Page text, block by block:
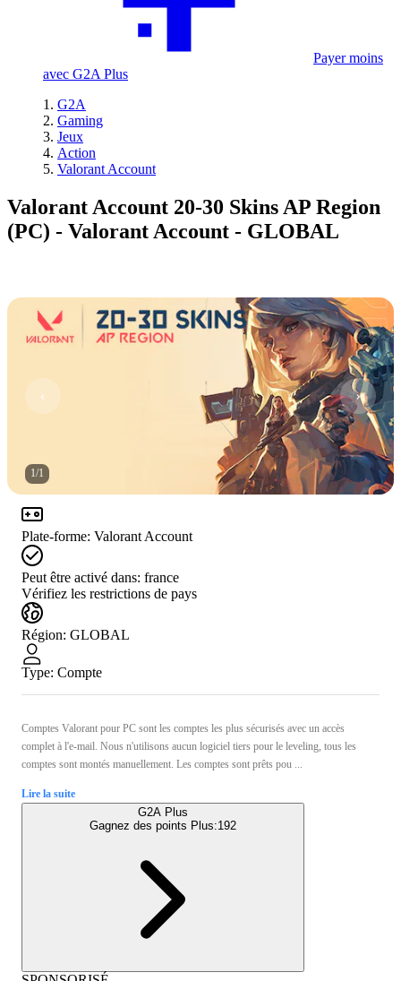
Payer moins
avec G2A Plus
G2A
Gaming
Jeux
Action
Valorant Account
Valorant Account 20-30 Skins AP Region
(PC) - Valorant Account - GLOBAL
1/1
Plate-forme: Valorant Account
Peut être activé dans: france
Vérifiez les restrictions de pays
Région: GLOBAL
Type: Compte
Comptes Valorant pour PC sont les comptes les plus sécurisés avec un accès
complet à l'e-mail. Nous n'utilisons aucun logiciel tiers pour le leveling, tous les
comptes sont montés manuellement. Les comptes sont prêts pou ...
Lire la suite
G2A Plus
Gagnez des points Plus:192